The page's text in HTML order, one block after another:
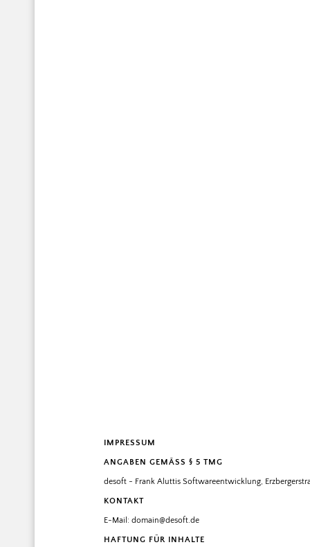
IMPRESSUM
ANGABEN GEMÄSS § 5 TMG
desoft - Frank Aluttis Softwareentwicklung,
KONTAKT
E-Mail: domain@desoft.de
HAFTUNG FÜR INHALTE